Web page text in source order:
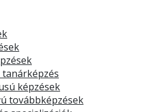
képzések
továbbképzések